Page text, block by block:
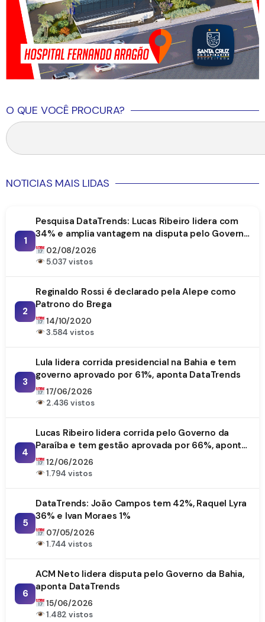
O QUE VOCÊ PROCURA?
NOTICIAS MAIS LIDAS
1
Pesquisa DataTrends: Lucas Ribeiro lidera com
34% e amplia vantagem na disputa pelo Governo
da Paraíba
02/08/2026
5.037 vistos
2
Reginaldo Rossi é declarado pela Alepe como
Patrono do Brega
14/10/2020
3.584 vistos
3
Lula lidera corrida presidencial na Bahia e tem
governo aprovado por 61%, aponta DataTrends
17/06/2026
2.436 vistos
4
Lucas Ribeiro lidera corrida pelo Governo da
Paraíba e tem gestão aprovada por 66%, aponta
DataTrends
12/06/2026
1.794 vistos
5
DataTrends: João Campos tem 42%, Raquel Lyra
36% e Ivan Moraes 1%
07/05/2026
1.744 vistos
6
ACM Neto lidera disputa pelo Governo da Bahia,
aponta DataTrends
15/06/2026
1.482 vistos